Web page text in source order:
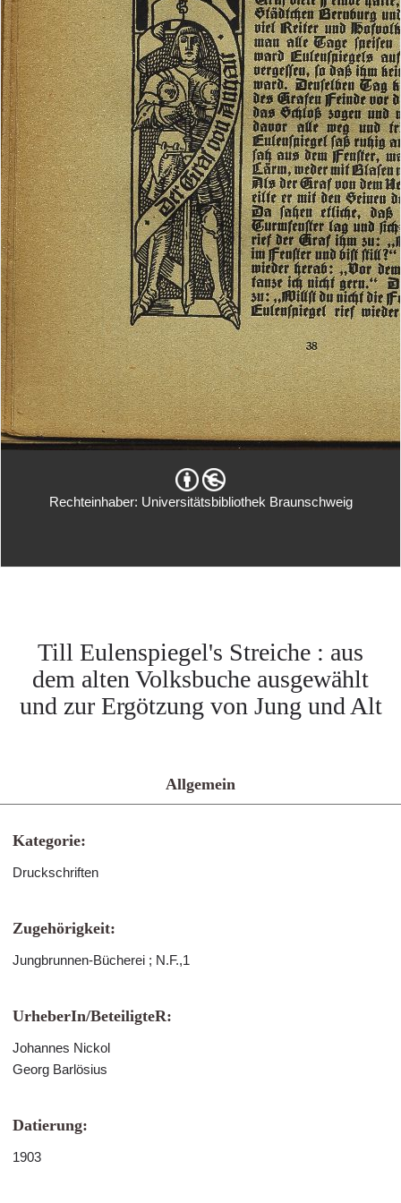
Rechteinhaber: Universitätsbibliothek Braunschweig
Till Eulenspiegel's Streiche : aus
dem alten Volksbuche ausgewählt
und zur Ergötzung von Jung und Alt
Allgemein
Kategorie:
Druckschriften
Zugehörigkeit:
Jungbrunnen-Bücherei ; N.F.,1
UrheberIn/BeteiligteR:
Johannes Nickol
Georg Barlösius
Datierung:
1903